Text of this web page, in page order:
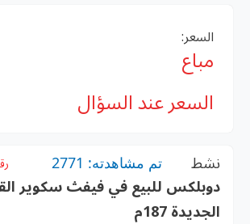
السعر:
مباع
السعر عند السؤال
نشط تم مشاهدته: 2771
دوبلكس للبيع في فيفث سكوير
الجديدة 187م